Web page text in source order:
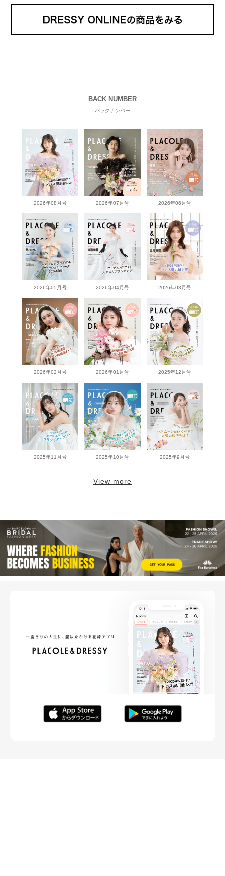
BACK NUMBER
バックナンバー
2026年08月号 2026年07月号 2026年06月号
2026年05月号 2026年04月号 2026年03月号
2026年02月号 2026年01月号 2025年12月号
2025年11月号 2025年10月号 2025年9月号
View more